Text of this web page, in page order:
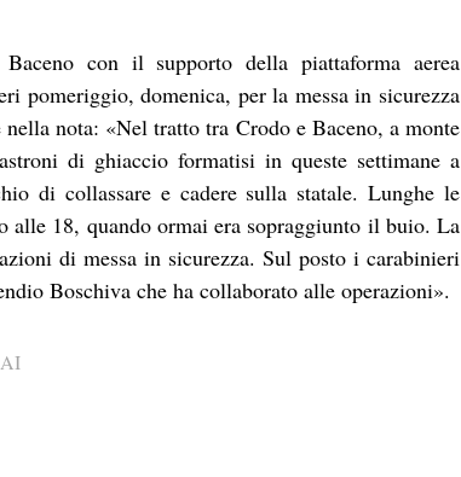
con il supporto della piattaforma aerea
pomeriggio, domenica, per la messa in sicurezza
nota: «Nel tratto tra Crodo e Baceno, a monte
di ghiaccio formatisi in queste settimane a
di collassare e cadere sulla statale. Lunghe le
18, quando ormai era sopraggiunto il buio. La
di messa in sicurezza. Sul posto i carabinieri
Boschiva che ha collaborato alle operazioni».